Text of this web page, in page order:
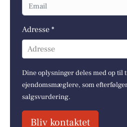
Adresse *
Adresse
Dine oplysninger deles med op til
ejendomsmæglere, som
salgsvurdering.
Bliv kontaktet